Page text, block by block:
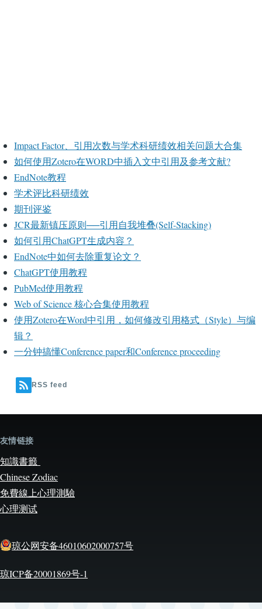
Impact Factor、引用次数与学术科研绩效相关问题大合集
如何使用Zotero在WORD中插入文中引用及参考文献?
EndNote教程
学术评比科研绩效
期刊评鉴
JCR最新镇压原则──引用自我堆叠(Self-Stacking)
如何引用ChatGPT生成内容？
EndNote中如何去除重复论文？
ChatGPT使用教程
PubMed使用教程
Web of Science 核心合集使用教程
使用Zotero在Word中引用，如何修改引用格式（Style）与编
辑？
一分钟搞懂Conference paper和Conference proceeding
RSS feed
友情链接
知識書籤
Chinese Zodiac
免費線上心理測驗
心理测试
琼公网安备46010602000757号
琼ICP备20001869号-1